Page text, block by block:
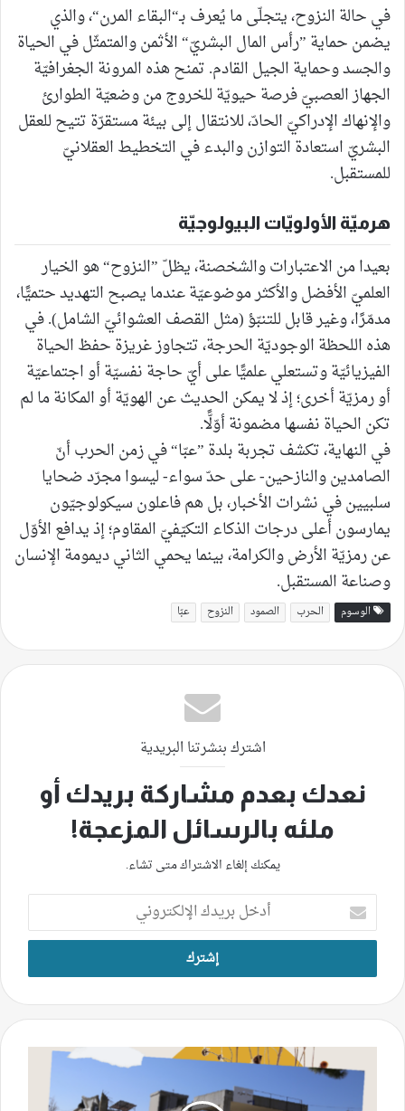
في حالة النزوح، يتجلّى ما يُعرف بـ“البقاء المرن“، والذي
يضمن حماية ”رأس المال البشريّ“ الأثمن والمتمثّل في الحياة
والجسد وحماية الجيل القادم. تمنح هذه المرونة الجغرافيّة
الجهاز العصبيّ فرصة حيويّة للخروج من وضعيّة الطوارئ
والإنهاك الإدراكيّ الحادّ، للانتقال إلى بيئة مستقرّة تتيح للعقل
البشريّ استعادة التوازن والبدء في التخطيط العقلانيّ
للمستقبل.
هرميّة الأولويّات البيولوجيّة
بعيدا من الاعتبارات والشخصنة، يظلّ ”النزوح“ هو الخيار
العلميّ الأفضل والأكثر موضوعيّة عندما يصبح التهديد حتميًّا،
مدمّرًا، وغير قابل للتنبّؤ (مثل القصف العشوائيّ الشامل). في
هذه اللحظة الوجوديّة الحرجة، تتجاوز غريزة حفظ الحياة
الفيزيائيّة وتستعلي علميًّا على أيّ حاجة نفسيّة أو اجتماعيّة
أو رمزيّة أخرى؛ إذ لا يمكن الحديث عن الهويّة أو المكانة ما لم
تكن الحياة نفسها مضمونة أوّلًّا.
في النهاية، تكشف تجربة بلدة ”عبّا“ في زمن الحرب أنّ
الصامدين والنازحين- على حدّ سواء- ليسوا مجرّد ضحايا
سلبيين في نشرات الأخبار، بل هم فاعلون سيكولوجيّون
يمارسون أعلى درجات الذكاء التكيّفيّ المقاوم؛ إذ يدافع الأوّل
عن رمزيّة الأرض والكرامة، بينما يحمي الثاني ديمومة الإنسان
وصناعة المستقبل.
الوسوم الحرب الصمود النزوح عبّا
اشترك بنشرتنا البريدية
نعدك بعدم مشاركة بريدك أو
ملئه بالرسائل المزعجة!
يمكنك إلغاء الاشتراك متى تشاء.
أدخل
بريدك
الإلكتروني
جبل
عامل